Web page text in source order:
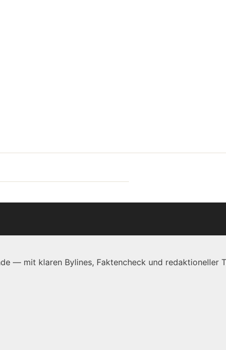
— mit klaren Bylines, Faktencheck und redaktioneller